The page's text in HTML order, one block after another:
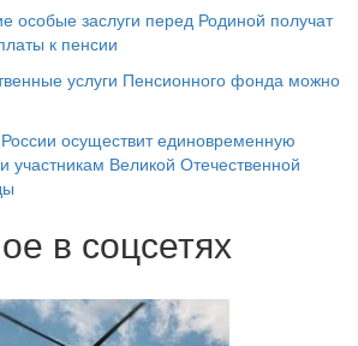
особые заслуги перед Родиной получат
к пенсии
услуги Пенсионного фонда можно
осуществит единовременную
участникам Великой Отечественной
в соцсетях